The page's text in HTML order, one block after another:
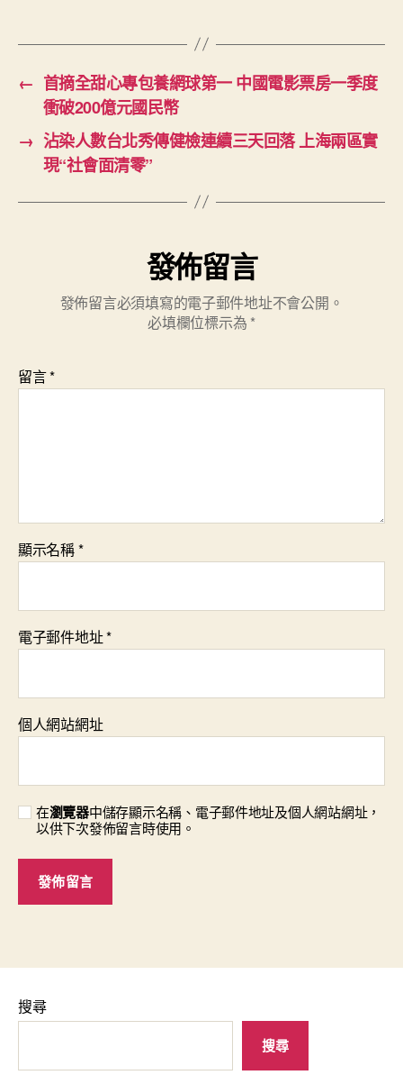
← 首摘全甜心專包養網球第一 中國電影票房一季度
衝破200億元國民幣
→ 沾染人數台北秀傳健檢連續三天回落 上海兩區實
現“社會面清零”
發佈留言
發佈留言必須填寫的電子郵件地址不會公開。
必填欄位標示為 *
留言*
顯示名稱*
電子郵件地址*
個人網站網址
在瀏覽器中儲存顯示名稱、電子郵件地址及個人網站網址，
以供下次發佈留言時使用。
搜尋
搜尋